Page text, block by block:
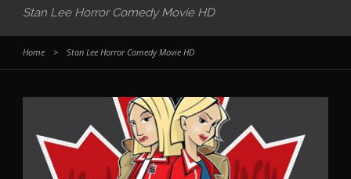
Stan Lee Horror Comedy Movie HD
Home > Stan Lee Horror Comedy Movie HD